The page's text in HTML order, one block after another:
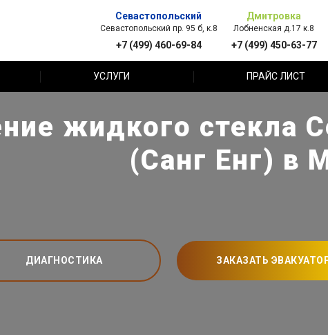
Севастопольский
Севастопольский пр. 95 б, к.8
+7 (499) 460-69-84
Дмитровка
Лобненская д.17 к.8
+7 (499) 450-63-77
УСЛУГИ ПРАЙС ЛИСТ
жидкого стекла
(Санг Енг) в
ДИАГНОСТИКА ЗАКАЗАТЬ